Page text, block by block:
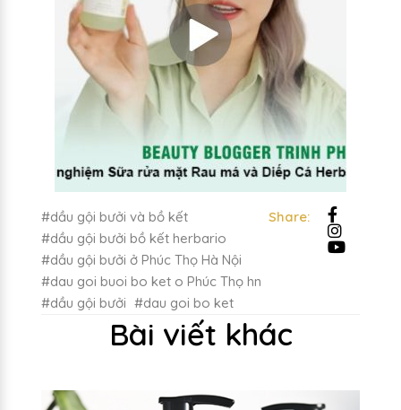
#dầu gội bưởi và bồ kết
#dầu gội bưởi bồ kết herbario
#dầu gội bưởi ở Phúc Thọ Hà Nội
#dau goi buoi bo ket o Phúc Thọ hn
#dầu gội bưởi #dau goi bo ket
Share:
Bài viết khác